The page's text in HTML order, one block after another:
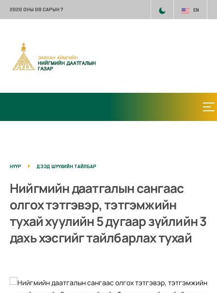
2026 ОНЫ 08 САРЫН 7 EN
НҮҮР ДЭЭД ШҮҮХИЙН ТАЙЛБАР
Нийгмийн даатгалын сангаас
олгох тэтгэвэр, тэтгэмжийн
тухай хуулийн 5 дугаар зүйлийн 3
дахь хэсгийг тайлбарлах тухай